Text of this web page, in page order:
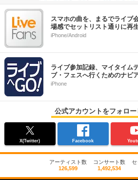
スマホの曲を、まるでライブ
場感でセットリスト通りに再
iPhone/Android
ライブ参加記録、マイタイム
ブ・フェスへ行くためのナビ
iPhone
公式アカウントをフォロー
X(Twitter) Facebook
アーティスト数
126,599
コンサート数
1,492,534
セ